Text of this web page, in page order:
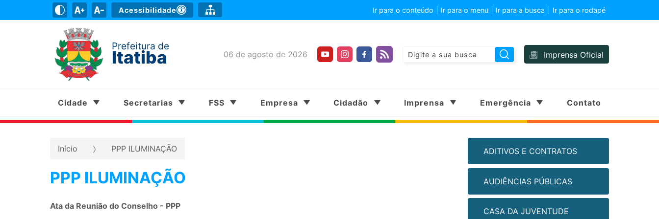
Acessibilidade Ir para o conteúdo Ir para o menu Ir para a busca Ir para o rodapé
Prefeitura de
Itatiba 06 de agosto de 2026 Imprensa Oficial
Cidade Secretarias FSS Empresa Cidadão Imprensa Emergência Contato
Início PPP ILUMINAÇÃO
PPP ILUMINAÇÃO
Ata da Reunião do Conselho - PPP
ADITIVOS E CONTRATOS
AUDIÊNCIAS PÚBLICAS
CASA DA JUVENTUDE